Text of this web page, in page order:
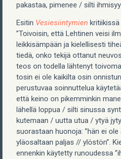
pakastaa, pimenee / silti
Esitin Vesiesiintymien
”Toivoisin, että Lehtinen veisi
leikkisämpään ja kielellisesti
tiedä, onko tekijä ottanut
teos on todella lähtenyt
tosin ei ole kaikilta osin
perustuvaa soinnuttelua
että keino on pikemminkin
lähellä loppua / silti sinussa
kutemaan / uutta utua / ytyä
suorastaan huonoja: ”hän ei
yläosaltaan paljas // ylöstön”.
ennenkin käytetty runoudessa